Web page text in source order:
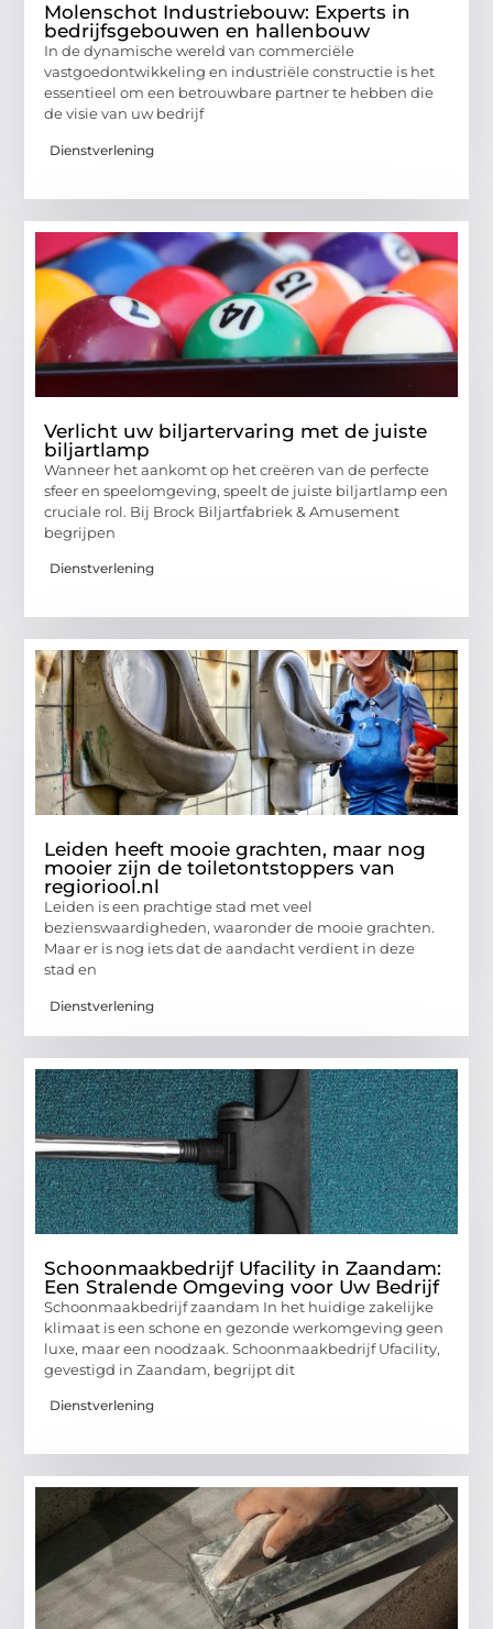
Molenschot Industriebouw: Experts in
bedrijfsgebouwen en hallenbouw
In de dynamische wereld van commerciële
vastgoedontwikkeling en industriële constructie is het
essentieel om een betrouwbare partner te hebben die
de visie van uw bedrijf
Dienstverlening
Verlicht uw biljartervaring met de juiste
biljartlamp
Wanneer het aankomt op het creëren van de perfecte
sfeer en speelomgeving, speelt de juiste biljartlamp een
cruciale rol. Bij Brock Biljartfabriek & Amusement
begrijpen
Dienstverlening
Leiden heeft mooie grachten, maar nog
mooier zijn de toiletontstoppers van
regioriool.nl
Leiden is een prachtige stad met veel
bezienswaardigheden, waaronder de mooie grachten.
Maar er is nog iets dat de aandacht verdient in deze
stad en
Dienstverlening
Schoonmaakbedrijf Ufacility in Zaandam:
Een Stralende Omgeving voor Uw Bedrijf
Schoonmaakbedrijf zaandam In het huidige zakelijke
klimaat is een schone en gezonde werkomgeving geen
luxe, maar een noodzaak. Schoonmaakbedrijf Ufacility,
gevestigd in Zaandam, begrijpt dit
Dienstverlening